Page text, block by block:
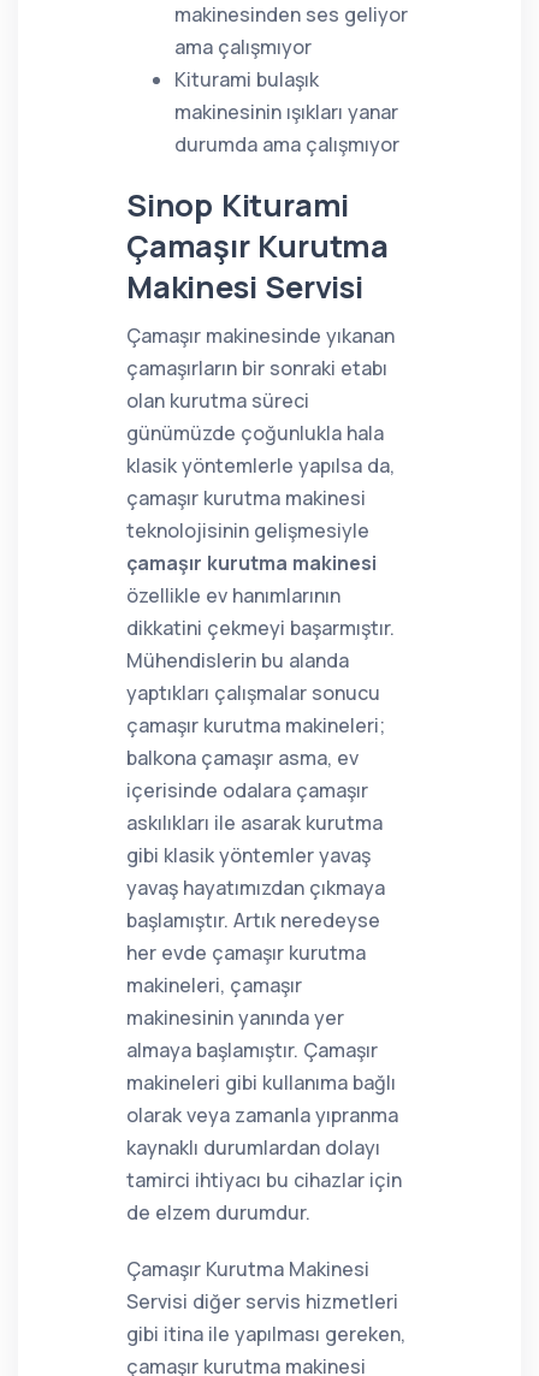
makinesinden ses geliyor
ama çalışmıyor
Kiturami bulaşık
makinesinin ışıkları yanar
durumda ama çalışmıyor
Sinop Kiturami
Çamaşır Kurutma
Makinesi Servisi
Çamaşır makinesinde yıkanan
çamaşırların bir sonraki etabı
olan kurutma süreci
günümüzde çoğunlukla hala
klasik yöntemlerle yapılsa da,
çamaşır kurutma makinesi
teknolojisinin gelişmesiyle
çamaşır kurutma makinesi
özellikle ev hanımlarının
dikkatini çekmeyi başarmıştır.
Mühendislerin bu alanda
yaptıkları çalışmalar sonucu
çamaşır kurutma makineleri;
balkona çamaşır asma, ev
içerisinde odalara çamaşır
askılıkları ile asarak kurutma
gibi klasik yöntemler yavaş
yavaş hayatımızdan çıkmaya
başlamıştır. Artık neredeyse
her evde çamaşır kurutma
makineleri, çamaşır
makinesinin yanında yer
almaya başlamıştır. Çamaşır
makineleri gibi kullanıma bağlı
olarak veya zamanla yıpranma
kaynaklı durumlardan dolayı
tamirci ihtiyacı bu cihazlar için
de elzem durumdur.
Çamaşır Kurutma Makinesi
Servisi diğer servis hizmetleri
gibi itina ile yapılması gereken,
çamaşır kurutma makinesi